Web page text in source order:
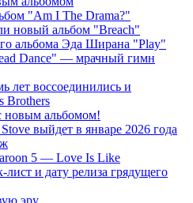
"Am I The Drama?"
новый альбом "Breach"
альбома Эда Ширана "Play"
Dance" — мрачный гимн
лет воссоединились и
Brothers
новым альбомом!
выйдет в январе 2026 года
5 — Love Is Like
и дату релиза грядущего
эру